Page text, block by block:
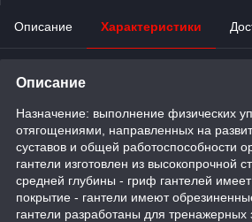
Описание Характеристики
Описание
Назначение: выполнение физических
отягощениями, направленных на
суставов и общей работоспособности
гантели изготовлен из высокопрочной
средней глубины - гриф гантелей
покрытие - гантели имеют
гантели разработаны для тренажерных